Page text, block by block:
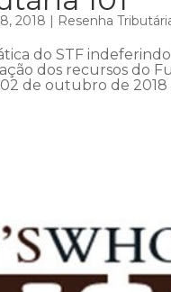
2018 | Resenha
do STF
dos recursos do
de outubro de